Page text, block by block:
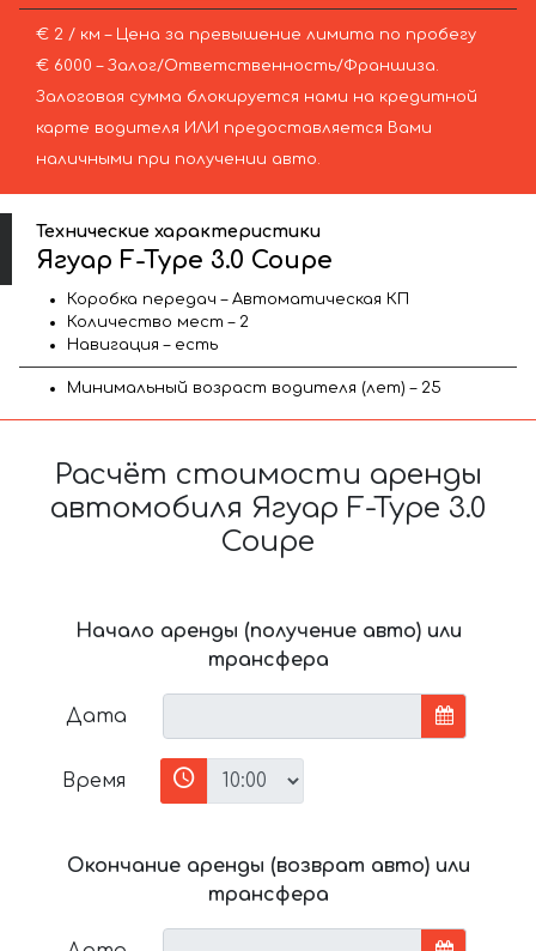
€ 2 / км – Цена за превышение лимита по пробегу
€ 6000 – Залог/Ответственность/Франшиза.
Залоговая сумма блокируется нами на кредитной
карте водителя ИЛИ предоставляется Вами
наличными при получении авто.
Технические характеристики
Ягуар F-Type 3.0 Coupe
Коробка передач – Автоматическая КП
Количество мест – 2
Навигация – есть
Минимальный возраст водителя (лет) – 25
Расчёт стоимости аренды
автомобиля Ягуар F-Type 3.0
Coupe
Начало аренды (получение авто) или
трансфера
Дата
Время
Окончание аренды (возврат авто) или
трансфера